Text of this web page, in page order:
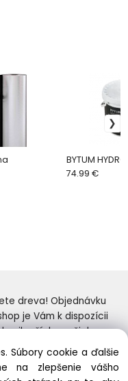
BYTUM
74.99 €
dreva! Objednávku
je Vám k dispozícii
najlepších značiek.
ujsť naše
príjemné nakupovanie.
Súbory cookie a ďalšie
na zlepšenie vášho